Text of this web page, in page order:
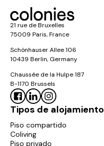
21 rue de Bruxelles
75009 Paris, France
Schönhauser Allee 106
10439 Berlin, Germany
Chaussée de la Hulpe 187
B-1170 Brussels
Tipos de alojamiento
Piso compartido
Coliving
Piso privado